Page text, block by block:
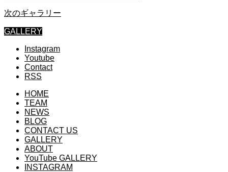
次のギャラリー
GALLERY
Instagram
Youtube
Contact
RSS
HOME
TEAM
NEWS
BLOG
CONTACT US
GALLERY
ABOUT
YouTube GALLERY
INSTAGRAM